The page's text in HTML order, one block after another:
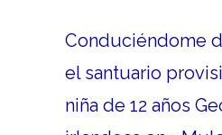
Conduciéndome
el santuario
niña de 12 años